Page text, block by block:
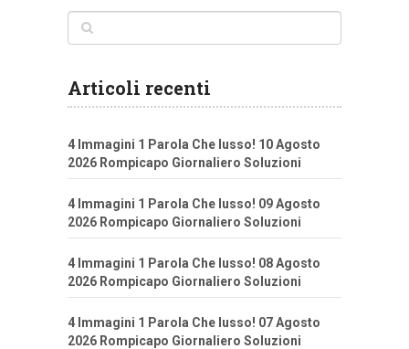
Articoli recenti
4 Immagini 1 Parola Che lusso! 10 Agosto
2026 Rompicapo Giornaliero Soluzioni
4 Immagini 1 Parola Che lusso! 09 Agosto
2026 Rompicapo Giornaliero Soluzioni
4 Immagini 1 Parola Che lusso! 08 Agosto
2026 Rompicapo Giornaliero Soluzioni
4 Immagini 1 Parola Che lusso! 07 Agosto
2026 Rompicapo Giornaliero Soluzioni